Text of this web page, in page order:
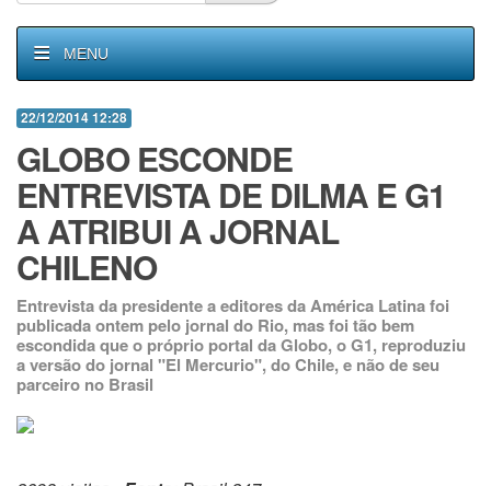
MENU
22/12/2014 12:28
GLOBO ESCONDE
ENTREVISTA DE DILMA E G1
A ATRIBUI A JORNAL
CHILENO
Entrevista da presidente a editores da América Latina foi
publicada ontem pelo jornal do Rio, mas foi tão bem
escondida que o próprio portal da Globo, o G1, reproduziu
a versão do jornal "El Mercurio", do Chile, e não de seu
parceiro no Brasil